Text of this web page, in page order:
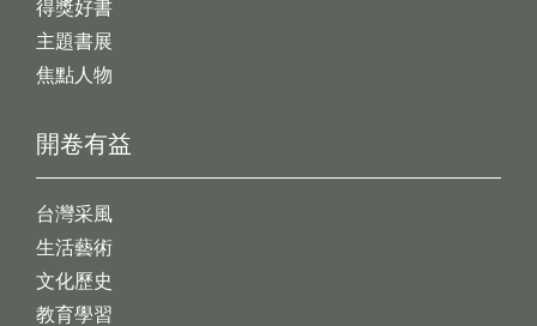
開卷有益
台灣采風
生活藝術
文化歷史
教育學習
得獎好書
主題書展
焦點人物